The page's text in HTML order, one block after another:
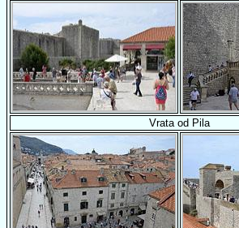
Vrata od Pila